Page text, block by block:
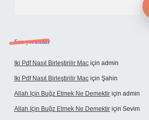
Son yorumlar
Iki Pdf Nasıl Birleştirilir Mac için admin
Iki Pdf Nasıl Birleştirilir Mac için Şahin
Allah Için Buğz Etmek Ne Demektir için admin
Allah Için Buğz Etmek Ne Demektir için Sevim